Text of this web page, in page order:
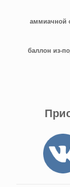
аммиачной
баллон из-